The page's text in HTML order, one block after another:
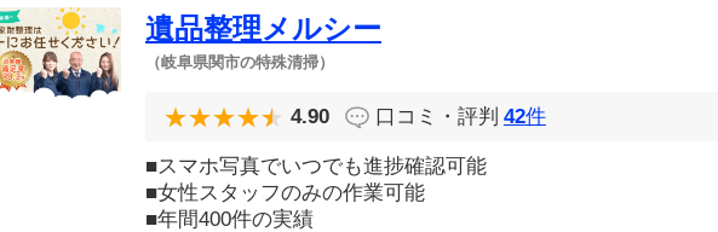
遺品整理メルシー
（岐阜県関市の特殊清掃）
4.90 口コミ・評判 42件
■スマホ写真でいつでも進捗確認可能
■女性スタッフのみの作業可能
■年間400件の実績